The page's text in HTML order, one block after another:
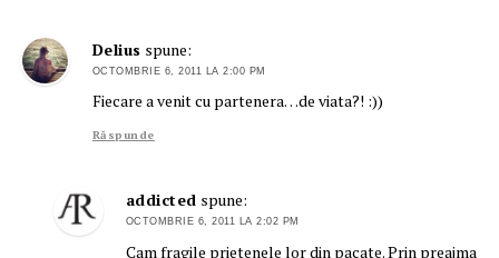
Delius spune:
OCTOMBRIE 6, 2011 LA 2:00 PM
Fiecare a venit cu partenera…de viata?! :))
Răspunde
addicted spune:
OCTOMBRIE 6, 2011 LA 2:02 PM
Cam fragile prietenele lor din pacate. Prin preajma